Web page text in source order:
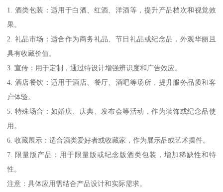
1. 酒类包装：适用于白酒、红酒、洋酒等，提升产品档次和视觉效
果。
2. 礼品市场：适合作为商务礼品、节日礼品或纪念品，外观华丽且
具有收藏价值。
3. 宣传：用于定制，通过特设计增强辨识度和广告效应。
4. 酒店餐饮：适用于酒店、餐厅、酒吧等场所，提升服务品质和客
户体验。
5. 特殊场合：如婚庆、庆典、发布会等活动，作为装饰或纪念品使
用。
6. 收藏展示：适合酒类爱好者或收藏家，作为展示品或艺术摆件。
7. 限量版产品：用于限量版或纪念版酒类包装，增加稀缺性和特
性。
注意：具体应用需结合产品设计和实际需求。